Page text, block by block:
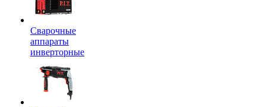
Сварочные
аппараты
инверторные